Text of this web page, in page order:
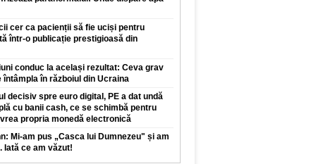
cer ca pacienții să fie uciși pentru
într-o publicație prestigioasă din
conduc la același rezultat: Ceva grav
întâmpla în războiul din Ucraina
decisiv spre euro digital, PE a dat undă
cu banii cash, ce se schimbă pentru
propria monedă electronică
Mi-am pus „Casca lui Dumnezeu" și am
Iată ce am văzut!